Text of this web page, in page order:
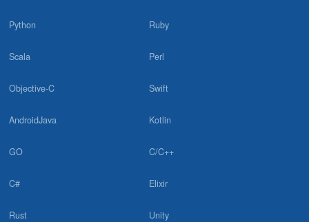
2024.02.20
析」に掲載されました！／SAMURAIEngineerBlog様
2023.12.20
い選び方も紹介」に掲載されました！／Tech Hiveマガジン様
2023.11.06
11月】最新人気フリーランスエージェントを比較！」に掲載され
Python Ruby
Scala Perl
Objective-C Swift
AndroidJava Kotlin
GO C/C++
C# Elixir
Rust Unity